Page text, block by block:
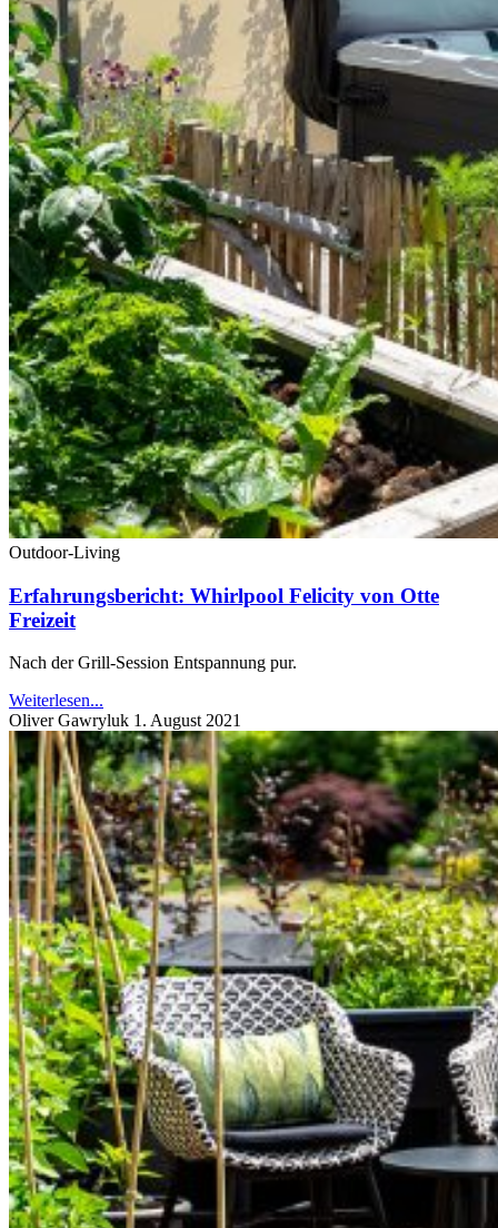
Outdoor-Living
Erfahrungsbericht: Whirlpool Felicity von Otte
Freizeit
Nach der Grill-Session Entspannung pur.
Weiterlesen...
Oliver Gawryluk 1. August 2021